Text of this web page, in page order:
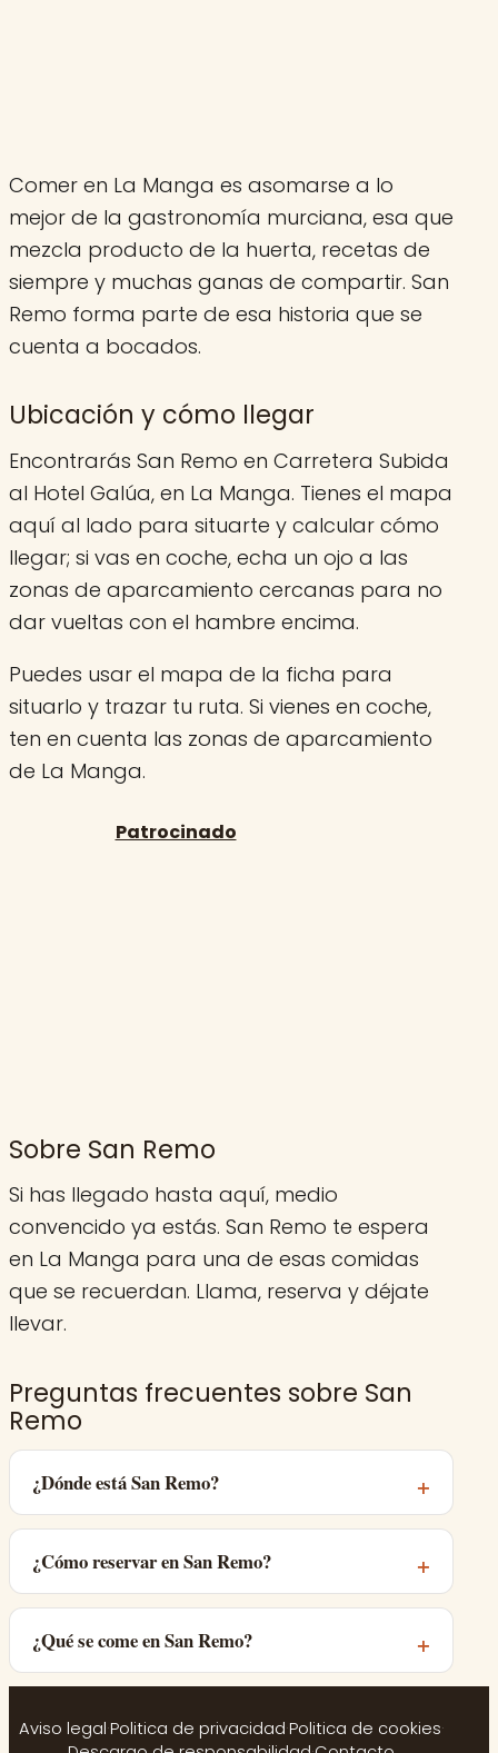
Comer en La Manga es asomarse a lo
mejor de la gastronomía murciana, esa que
mezcla producto de la huerta, recetas de
siempre y muchas ganas de compartir. San
Remo forma parte de esa historia que se
cuenta a bocados.
Ubicación y cómo llegar
Encontrarás San Remo en Carretera Subida
al Hotel Galúa, en La Manga. Tienes el mapa
aquí al lado para situarte y calcular cómo
llegar; si vas en coche, echa un ojo a las
zonas de aparcamiento cercanas para no
dar vueltas con el hambre encima.
Puedes usar el mapa de la ficha para
situarlo y trazar tu ruta. Si vienes en coche,
ten en cuenta las zonas de aparcamiento
de La Manga.
Sobre San Remo
Si has llegado hasta aquí, medio
convencido ya estás. San Remo te espera
en La Manga para una de esas comidas
que se recuerdan. Llama, reserva y déjate
llevar.
Preguntas frecuentes sobre San
Remo
¿Dónde está San Remo?
¿Cómo reservar en San Remo?
¿Qué se come en San Remo?
Aviso legal·Politica de privacidad·Politica de cookies·